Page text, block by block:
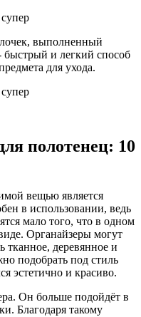
выполненный
и легкий способ
для ухода.
полотенец: 10
вещью является
в использовании, ведь
мало того, что в одном
Органайзеры могут
деревянное и
подобрать под стиль
эстетично и красиво.
Он больше подойдёт в
Благодаря такому